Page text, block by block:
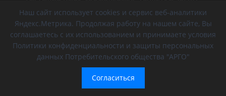
₽ 1 716
Наш сайт использует cookies и сервис веб-аналитики
Яндекс.Метрика. Продолжая работу на нашем сайте, Вы
соглашаетесь с их использованием и принимаете условия
Политики конфиденциальности и защиты персональных
данных Потребительского общества "АРГО"
Согласиться